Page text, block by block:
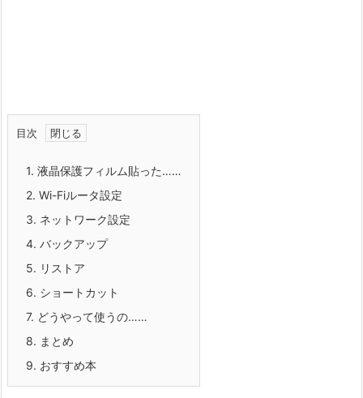
目次
1. 液晶保護フィルム貼った……
2. Wi-Fiルータ設定
3. ネットワーク設定
4. バックアップ
5. リストア
6. ショートカット
7. どうやって使うの……
8. まとめ
9. おすすめ本